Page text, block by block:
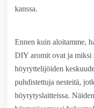
kanssa.
Ennen kuin aloitamme,
DIY aromit ovat ja miksi
höyryttelijöiden
puhdistettuja nesteitä,
höyrytyslaitteissa.